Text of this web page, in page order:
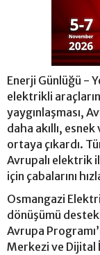
Enerji Günlüğü -
elektrikli
yaygınlaşması,
daha akıllı,
ortaya çıkardı.
Avrupalı elektrik
için çabalarını
Osmangazi
dönüşümü
Avrupa
Merkezi ve Dijital